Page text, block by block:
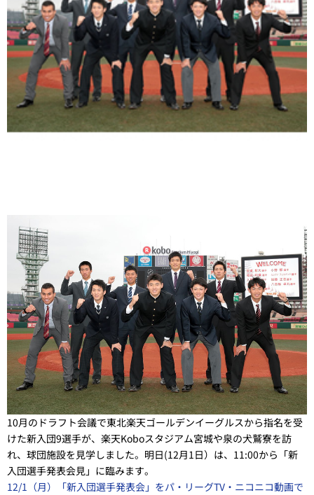
10月のドラフト会議で東北楽天ゴールデンイーグルスから指名を受
けた新入団9選手が、楽天Koboスタジアム宮城や泉の犬鷲寮を訪
れ、球団施設を見学しました。明日(12月1日）は、11:00から「新
入団選手発表会見」に臨みます。
12/1（月）「新入団選手発表会」をパ・リーグTV・ニコニコ動画で